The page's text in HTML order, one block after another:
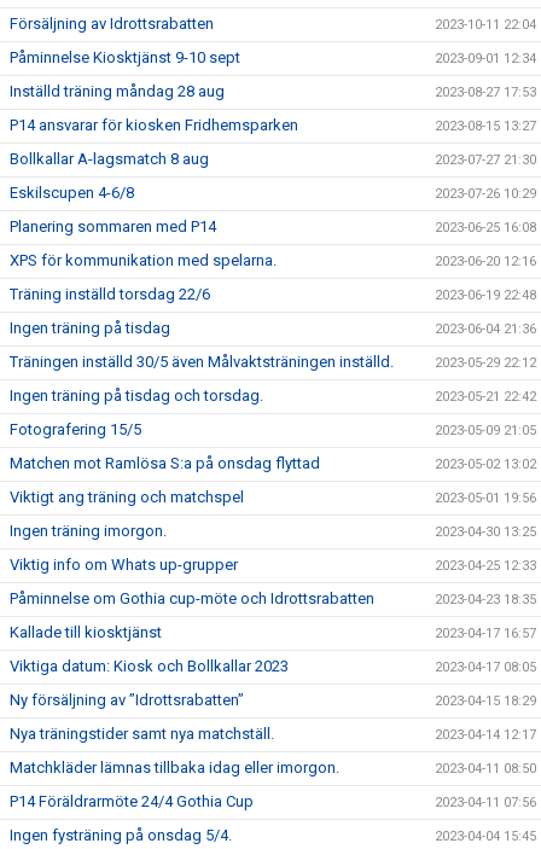
Försäljning av Idrottsrabatten 2023-10-11 22:04
Påminnelse Kiosktjänst 9-10 sept 2023-09-01 12:34
Inställd träning måndag 28 aug 2023-08-27 17:53
P14 ansvarar för kiosken Fridhemsparken 2023-08-15 13:27
Bollkallar A-lagsmatch 8 aug 2023-07-27 21:30
Eskilscupen 4-6/8 2023-07-26 10:29
Planering sommaren med P14 2023-06-25 16:08
XPS för kommunikation med spelarna. 2023-06-20 12:16
Träning inställd torsdag 22/6 2023-06-19 22:48
Ingen träning på tisdag 2023-06-04 21:36
Träningen inställd 30/5 även Målvaktsträningen inställd. 2023-05-29 22:12
Ingen träning på tisdag och torsdag. 2023-05-21 22:42
Fotografering 15/5 2023-05-09 21:05
Matchen mot Ramlösa S:a på onsdag flyttad 2023-05-02 13:02
Viktigt ang träning och matchspel 2023-05-01 19:56
Ingen träning imorgon. 2023-04-30 13:25
Viktig info om Whats up-grupper 2023-04-25 12:33
Påminnelse om Gothia cup-möte och Idrottsrabatten 2023-04-23 18:35
Kallade till kiosktjänst 2023-04-17 16:57
Viktiga datum: Kiosk och Bollkallar 2023 2023-04-17 08:05
Ny försäljning av ”Idrottsrabatten” 2023-04-15 18:29
Nya träningstider samt nya matchställ. 2023-04-14 12:17
Matchkläder lämnas tillbaka idag eller imorgon. 2023-04-11 08:50
P14 Föräldrarmöte 24/4 Gothia Cup 2023-04-11 07:56
Ingen fysträning på onsdag 5/4. 2023-04-04 15:45